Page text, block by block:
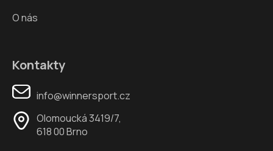
O nás
Kontakty
info@winnersport.cz
Olomoucká 3419/7,
618 00 Brno